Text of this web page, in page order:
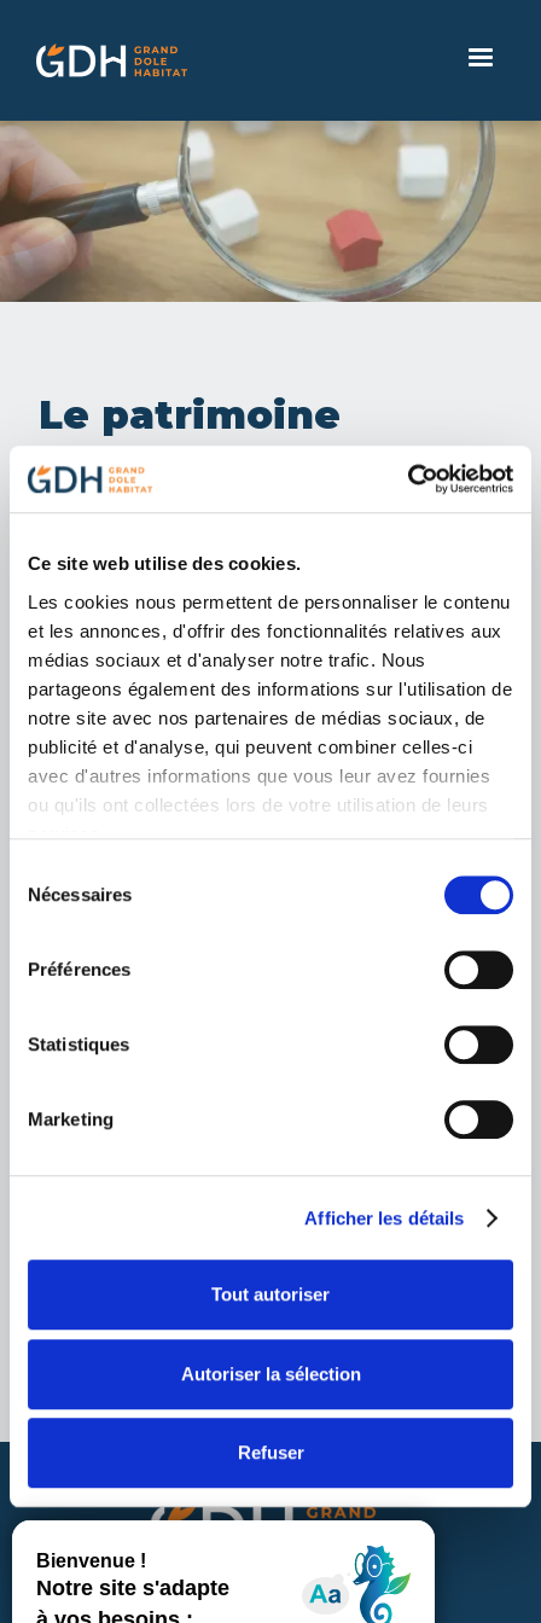
Ce site web utilise des cookies.
Les cookies nous permettent de personnaliser le contenu
et les annonces, d'offrir des fonctionnalités relatives aux
médias sociaux et d'analyser notre trafic. Nous
partageons également des informations sur l'utilisation de
notre site avec nos partenaires de médias sociaux, de
publicité et d'analyse, qui peuvent combiner celles-ci
avec d'autres informations que vous leur avez fournies
ou qu'ils ont collectées lors de votre utilisation de leurs
Nécessaires
Préférences
Statistiques
Marketing
Afficher les détails
Tout autoriser
Autoriser la sélection
Refuser
Le patrimoine
Avec plus de 3 000 logements sur 17
Jurassienne, GDH est le premier bailleur
social du Grand Dole. Nous disposons
d'offres diversifiées disponibles à la location
: maisons, appartements, locaux
commerciaux...
Dans le but d'offrir un lieu de vie agréable et
confortable, notre patrimoine est
régulièrement rénové, et certains logements
sont accessibles aux personnes à mobilité
12 rue Costes et Bellonte 39100 Dole
NOUS CONNAÎTRE
ACCÈS RAPIDE